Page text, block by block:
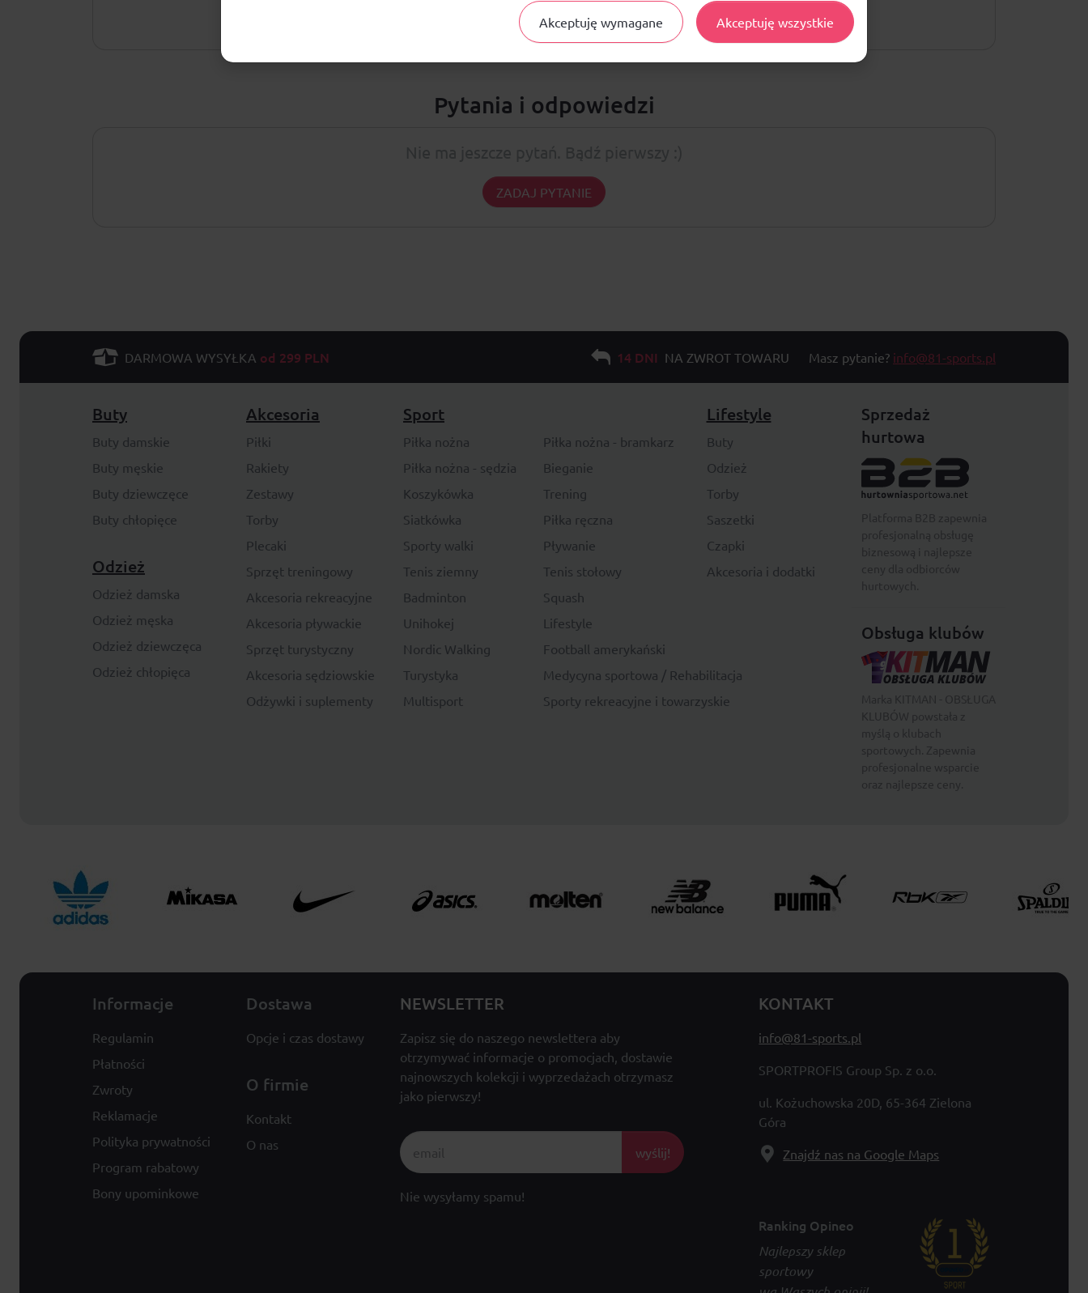
Nie ma jeszcze żadnej recenzji produktu
Pytania i odpowiedzi
ZADAJ PYTANIE
DARMOWA WYSYŁKA od 299 PLN 14 DNI NA ZWROT TOWARU Masz pytanie? info@81-sports.pl
Buty
Buty damskie
Buty męskie
Buty dziewczęce
Buty chłopięce
Odzież
Odzież damska
Odzież męska
Odzież dziewczęca
Odzież chłopięca
Akcesoria
Piłki
Rakiety
Zestawy
Torby
Plecaki
Sprzęt treningowy
Akcesoria rekreacyjne
Akcesoria pływackie
Sprzęt turystyczny
Akcesoria sędziowskie
Odżywki i suplementy
Sport
Piłka nożna
Piłka nożna - bramkarz
Piłka nożna - sędzia
Bieganie
Koszykówka
Trening
Siatkówka
Piłka ręczna
Sporty walki
Pływanie
Tenis ziemny
Tenis stołowy
Badminton
Squash
Unihokej
Lifestyle
Nordic Walking
Football amerykański
Turystyka
Medycyna sportowa / Rehabilitacja
Multisport
Sporty rekreacyjne i towarzyskie
Lifestyle
Buty
Odzież
Torby
Saszetki
Czapki
Akcesoria i dodatki
Sprzedaż
hurtowa
Obsługa klubów
Informacje
Regulamin
Płatności
Zwroty
Reklamacje
Polityka prywatności
Program rabatowy
Bony upominkowe
Dostawa
Opcje i czas dostawy
O firmie
Kontakt
O nas
NEWSLETTER
Zapisz się do naszego newslettera aby
otrzymywać informacje o promocjach, dostawie
najnowszych kolekcji i wyprzedażach otrzymasz
jako pierwszy!
wyślij!
Nie wysyłamy spamu!
KONTAKT
info@81-sports.pl
SPORTPROFIS Group Sp. z o.o.
ul. Kożuchowska 20D, 65-364 Zielona
Góra
Znajdź nas na Google Maps
Ranking Opineo
Najlepszy sklep
sportowy
Akceptuję wymagane Akceptuję wszystkie